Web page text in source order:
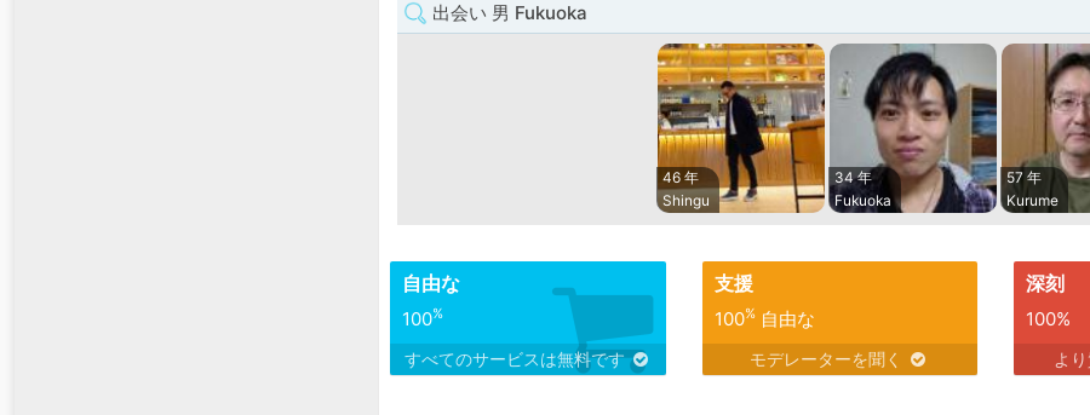
出会い 男 Fukuoka
46 年
Shingu
34 年
Fukuoka
57 年
Kurume
自由な
100%
すべてのサービスは無料です
支援
100%自由な
モデレーターを聞く
深刻
100%
よ